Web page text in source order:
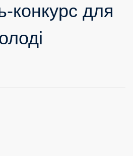
конкурс для